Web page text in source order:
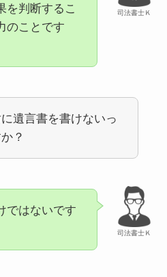
司法書士Ｋ
を判断するこ
のことです
遺言書を書けないっ
？
司法書士Ｋ
ではないです